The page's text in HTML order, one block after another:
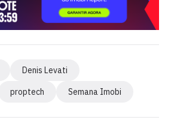
Denis Levati
proptech Semana Imobi